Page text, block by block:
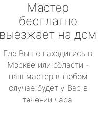
Мастер
бесплатно
выезжает на дом
Где Вы не находились в
Москве или области -
наш мастер в любом
случае будет у Вас в
течении часа.